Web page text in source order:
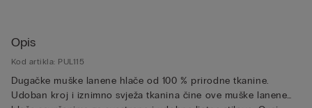
Opis
Kod artikla: PUL115
Dugačke muške lanene hlače od 100 % prirodne tkanine.
Udoban kroj i iznimno svježa tkanina čine ove muške lanene